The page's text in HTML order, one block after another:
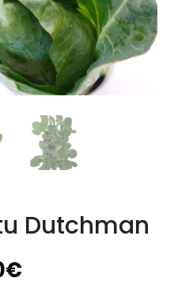
Dutchman
€